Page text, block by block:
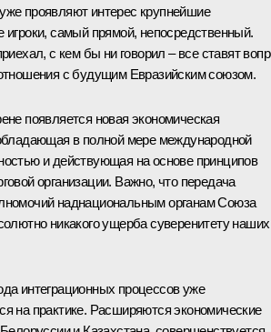
проявляют интерес крупнейшие
игроки, самый прямой, непосредственный.
с кем бы ни говорил – все ставят
с будущим Евразийским союзом.
появляется новая экономическая
в полной мере международной
и действующая на основе принципов
организации. Важно, что передача
наднациональным органам Союза
никакого ущерба суверенитету наших
интеграционных процессов уже
на практике. Расширяются экономические